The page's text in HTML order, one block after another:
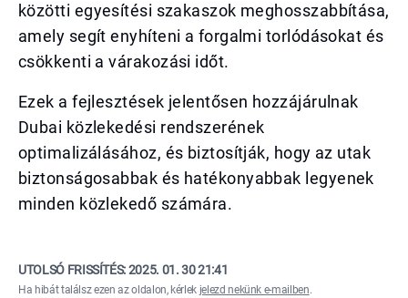
közötti egyesítési szakaszok meghosszabbítása,
amely segít enyhíteni a forgalmi torlódásokat és
csökkenti a várakozási időt.
Ezek a fejlesztések jelentősen hozzájárulnak
Dubai közlekedési rendszerének
optimalizálásához, és biztosítják, hogy az utak
biztonságosabbak és hatékonyabbak legyenek
minden közlekedő számára.
UTOLSÓ FRISSÍTÉS:2025. 01. 30 21:41
Ha hibát találsz ezen az oldalon, kérlek jelezd nekünk e-mailben.